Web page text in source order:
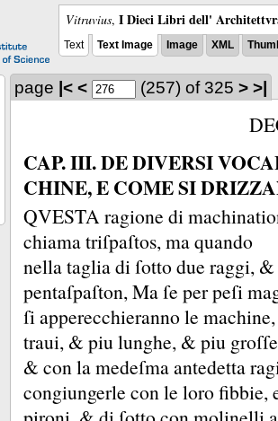
Vitruvius, I Dieci Libri dell'
Text Text Image Image XML
page |< < (257) of 325 > >|
CAP. III. DE DIVERSI
CHINE, E COME SI
QVESTA ragione di
chiama triſpaſtos, ma quando
nella taglia di ſotto due raggi, &
pentaſpaſton, Ma ſe per peſi
ſi apperecchieranno le
traui, & piu lunghe, & piu
& con la medeſma antedetta
congiungerle con le loro fibbie,